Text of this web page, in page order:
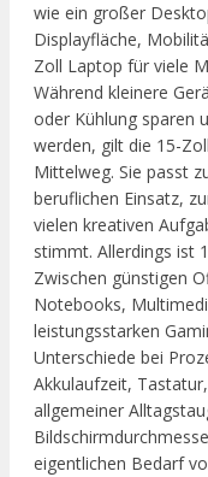
wie ein großer
Displayfläche,
Zoll Laptop für viele
Während kleinere
oder Kühlung sparen
werden, gilt die 15-
Mittelweg. Sie passt
beruflichen Einsatz,
vielen kreativen
stimmt. Allerdings ist
Zwischen günstigen
Notebooks,
leistungsstarken
Unterschiede bei
Akkulaufzeit,
allgemeiner
eigentlichen Bedarf